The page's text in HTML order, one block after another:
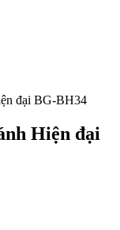
đại BG-BH34
Hiện đại